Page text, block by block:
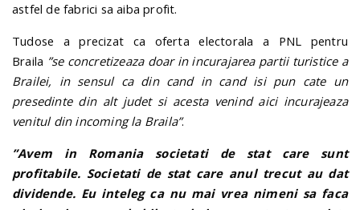
astfel de fabrici sa aiba profit.
Tudose a precizat ca oferta electorala a PNL pentru
Braila ”se concretizeaza doar in incurajarea partii turistice a
Brailei, in sensul ca din cand in cand isi pun cate un
presedinte din alt judet si acesta venind aici incurajeaza
venitul din incoming la Braila”.
”Avem in Romania societati de stat care sunt
profitabile. Societati de stat care anul trecut au dat
dividende. Eu inteleg ca nu mai vrea nimeni sa faca